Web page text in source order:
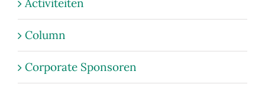
Activiteiten
Column
Corporate Sponsoren